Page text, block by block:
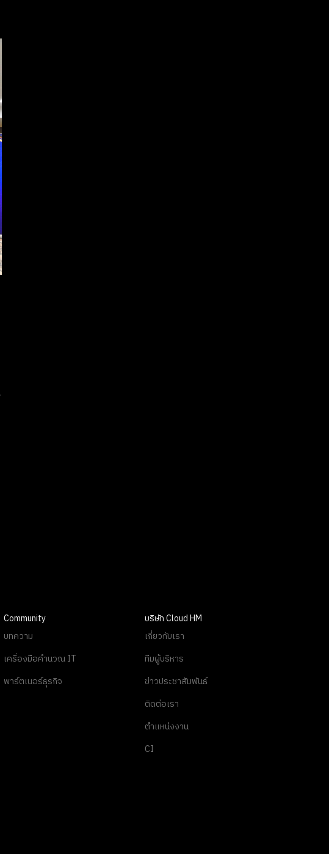
Community
บทความ
เครื่องมือคำนวณ IT
พาร์ตเนอร์ธุรกิจ
บริษัท Cloud HM
เกี่ยวกับเรา
ทีมผู้บริหาร
ข่าวประชาสัมพันธ์
ติดต่อเรา
ตำแหน่งงาน
CI